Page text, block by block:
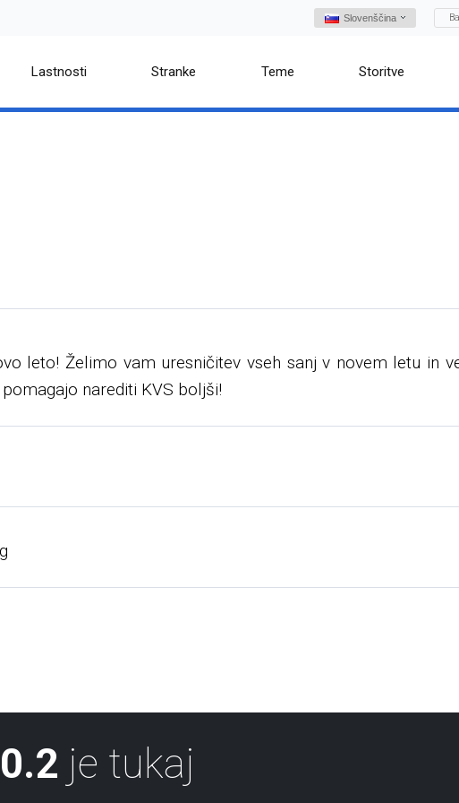
Slovenščina
Lastnosti Stranke Teme Storitve
leto! Želimo vam uresničitev vseh sanj v novem letu in
narediti KVS boljši!
je tukaj